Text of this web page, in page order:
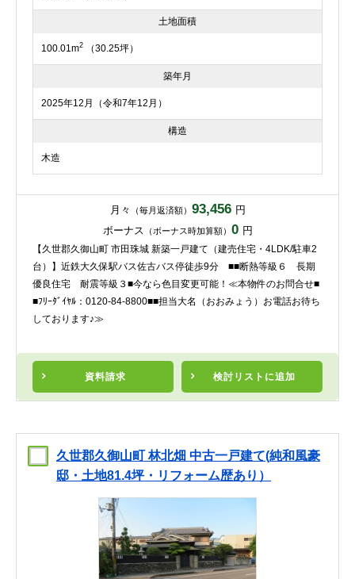
土地面積
100.01m2 （30.25坪）
築年月
2025年12月（令和7年12月）
構造
木造
月々 （毎月返済額） 93,456 円
ボーナス （ボーナス時加算額） 0 円
資料請求 検討リスト に追加
【久世郡久御山町 市田珠城 新築一戸建て（建売住宅・4LDK/駐車2
台）】近鉄大久保駅バス佐古バス停徒歩9分 ■■断熱等級６ 長期
優良住宅 耐震等級３■今なら色目変更可能！≪本物件のお問合せ■
■ﾌﾘｰﾀﾞｲﾔﾙ：0120-84-8800■■担当大名（おおみょう）お電話お待ち
しております♪≫
久世郡久御山町 林北畑 中古一戸建て(純和風豪
邸・土地81.4坪・リフォーム歴あり）